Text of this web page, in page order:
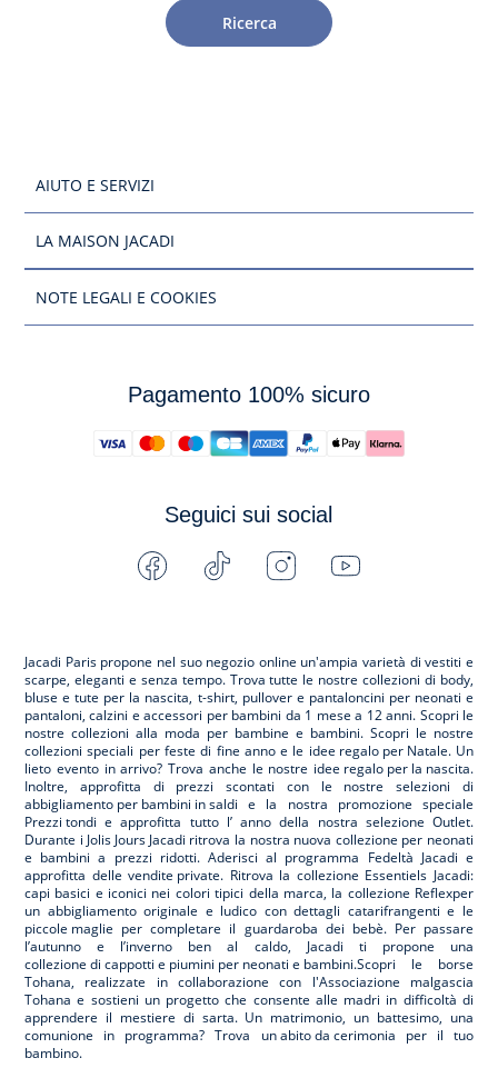
Ricerca
AIUTO E SERVIZI
LA MAISON JACADI
NOTE LEGALI E COOKIES
Pagamento 100% sicuro
Seguici sui social
Facebook Tiktok InstagramYoutube
Jacadi Paris propone nel suo negozio online un'ampia varietà di vestiti e
scarpe, eleganti e senza tempo. Trova tutte le nostre collezioni di body,
bluse e tute per la nascita, t-shirt, pullover e pantaloncini per neonati e
pantaloni, calzini e accessori per bambini da 1 mese a 12 anni. Scopri le
nostre collezioni alla moda per bambine e bambini. Scopri le nostre
collezioni speciali per feste di fine anno e le idee regalo per Natale. Un
lieto evento in arrivo? Trova anche le nostre idee regalo per la nascita.
Inoltre, approfitta di prezzi scontati con le nostre selezioni di
abbigliamento per bambini in saldi e la nostra promozione speciale
Prezzi tondi e approfitta tutto l’ anno della nostra selezione Outlet.
Durante i Jolis Jours Jacadi ritrova la nostra nuova collezione per neonati
e bambini a prezzi ridotti. Aderisci al programma Fedeltà Jacadi e
approfitta dellevendite private. Ritrova la collezione Essentiels Jacadi:
capi basici e iconici nei colori tipici della marca, la collezione Reflexper
un abbigliamento originale e ludico con dettagli catarifrangenti e le
piccole maglie per completare il guardaroba dei bebè. Per passare
l’autunno e l’inverno ben al caldo, Jacadi ti propone una
collezione di cappotti e piumini per neonati e bambini.Scopri le borse
Tohana, realizzate in collaborazione con l'Associazione malgascia
Tohana e sostieni un progetto che consente alle madri in difficoltà di
apprendere il mestiere di sarta. Un matrimonio, un battesimo, una
comunione in programma? Trova un abito da cerimonia per il tuo
bambino.